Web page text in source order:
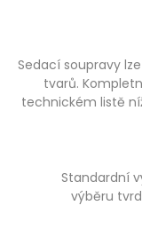
Sedací soupravy
tvarů.
technickém listě
Standardní
výběru